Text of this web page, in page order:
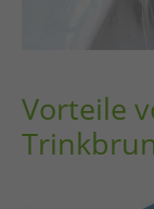
Vorteile